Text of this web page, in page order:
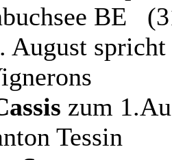
BE
August
zum
Tessin